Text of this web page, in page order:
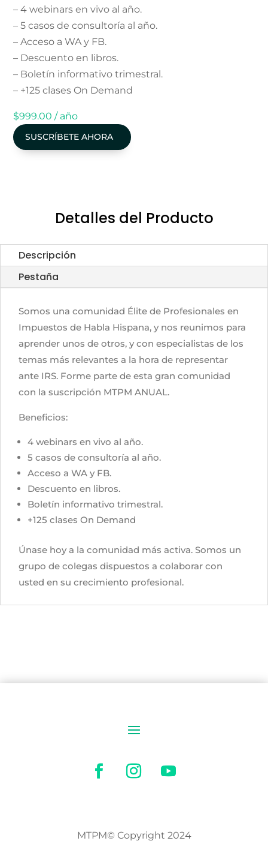
– 4 webinars en vivo al año.
– 5 casos de consultoría al año.
– Acceso a WA y FB.
– Descuento en libros.
– Boletín informativo trimestral.
– +125 clases On Demand
$999.00 / año
SUSCRÍBETE AHORA
Detalles del Producto
Descripción
Pestaña
Somos una comunidad Élite de Profesionales en
Impuestos de Habla Hispana, y nos reunimos para
aprender unos de otros, y con especialistas de los
temas más relevantes a la hora de representar
ante IRS. Forme parte de esta gran comunidad
con la suscripción MTPM ANUAL.
Beneficios:
4 webinars en vivo al año.
5 casos de consultoría al año.
Acceso a WA y FB.
Descuento en libros.
Boletín informativo trimestral.
+125 clases On Demand
Únase hoy a la comunidad más activa. Somos un
grupo de colegas dispuestos a colaborar con
usted en su crecimiento profesional.
MTPM© Copyright 2024